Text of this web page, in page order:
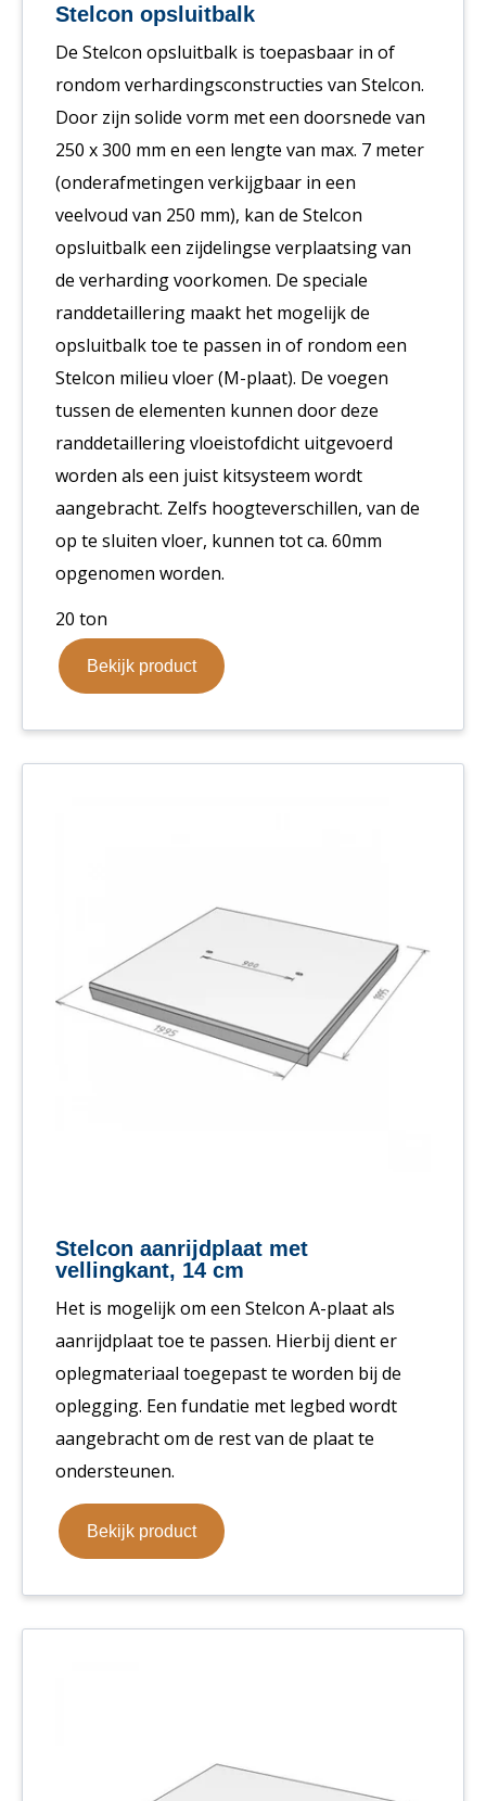
Stelcon opsluitbalk
De Stelcon opsluitbalk is toepasbaar in of
rondom verhardingsconstructies van Stelcon.
Door zijn solide vorm met een doorsnede van
250 x 300 mm en een lengte van max. 7 meter
(onderafmetingen verkijgbaar in een
veelvoud van 250 mm), kan de Stelcon
opsluitbalk een zijdelingse verplaatsing van
de verharding voorkomen. De speciale
randdetaillering maakt het mogelijk de
opsluitbalk toe te passen in of rondom een
Stelcon milieu vloer (M-plaat). De voegen
tussen de elementen kunnen door deze
randdetaillering vloeistofdicht uitgevoerd
worden als een juist kitsysteem wordt
aangebracht. Zelfs hoogteverschillen, van de
op te sluiten vloer, kunnen tot ca. 60mm
opgenomen worden.
20 ton
Bekijk product
Stelcon aanrijdplaat met
vellingkant, 14 cm
Het is mogelijk om een Stelcon A-plaat als
aanrijdplaat toe te passen. Hierbij dient er
oplegmateriaal toegepast te worden bij de
oplegging. Een fundatie met legbed wordt
aangebracht om de rest van de plaat te
ondersteunen.
Bekijk product